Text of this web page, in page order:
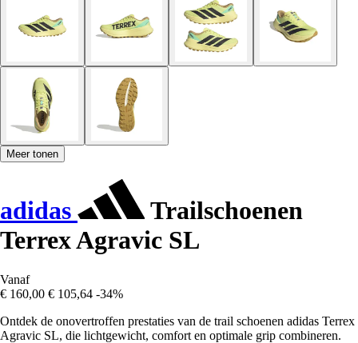
Meer tonen
adidas
Trailschoenen
Terrex Agravic SL
Vanaf
€ 160,00 € 105,64 -34%
Ontdek de onovertroffen prestaties van de trail schoenen adidas Terrex
Agravic SL, die lichtgewicht, comfort en optimale grip combineren.